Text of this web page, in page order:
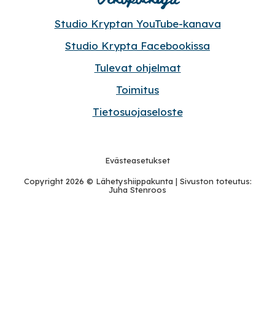
Studio Kryptan YouTube-kanava
Studio Krypta Facebookissa
Tulevat ohjelmat
Toimitus
Tietosuojaseloste
Evästeasetukset
Copyright 2026 © Lähetyshiippakunta | Sivuston toteutus:
Juha Stenroos